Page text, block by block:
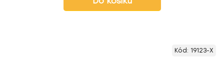
Kód: 19123-X